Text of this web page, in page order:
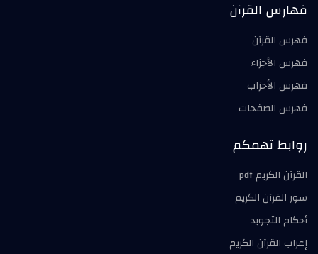
فهارس القرآن
فهرس القرآن
فهرس الأجزاء
فهرس الأحزاب
فهرس الصفحات
روابط تهمكم
القرآن الكريم pdf
سور القرآن الكريم
أحكام التجويد
إعراب القرآن الكريم